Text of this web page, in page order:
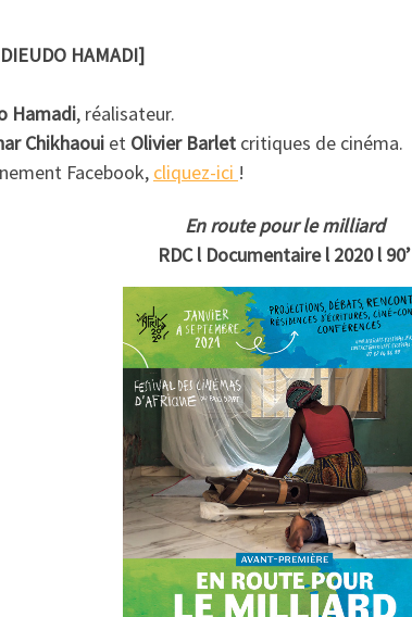
HAMADI]
Hamadi, réalisateur.
Chikhaoui et Olivier Barlet critiques de cinéma.
Facebook, cliquez-ici !
En route pour le milliard
RDC l Documentaire l 2020 l 90’